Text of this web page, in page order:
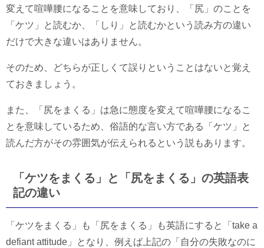
変えて喧嘩腰になることを意味しており、「尻」のことを
「ケツ」と読むか、「しり」と読むかという読み方の違い
だけで大きな違いはありません。
そのため、どちらが正しくて誤りということはないと覚え
ておきましょう。
また、「尻をまくる」は急に態度を変えて喧嘩腰になるこ
とを意味しているため、俗語的な言い方である「ケツ」と
読んだ方がその雰囲気が伝えられるという説もあります。
「ケツをまくる」と「尻をまくる」の英語表
記の違い
「ケツをまくる」も「尻をまくる」も英語にすると「take a
defiant attitude」となり、例えば上記の「自分の失敗なのに